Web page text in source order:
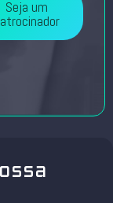
Seja um